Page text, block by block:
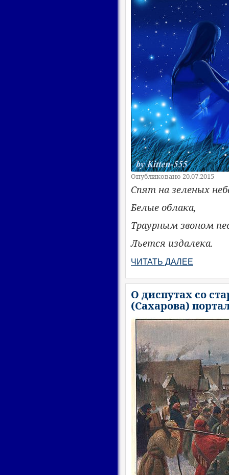
Опубликовано 20.07.2015
Спят на зеленых
Белые облака,
Траурным звоном
Льется издалека.
ЧИТАТЬ ДАЛЕЕ
О диспутах со
(Сахарова)